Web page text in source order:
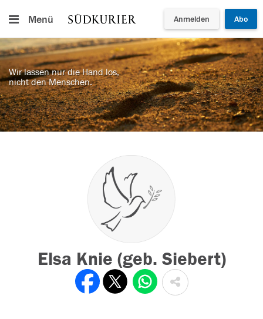
Menü Anmelden Abo
Wir lassen nur die Hand los,
nicht den Menschen.
Elsa Knie (geb. Siebert)